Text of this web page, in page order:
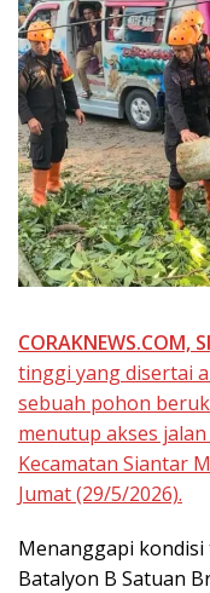
CORAKNEWS.COM,
tinggi yang disertai
sebuah pohon
menutup akses
Kecamatan Siantar
Jumat (29/5/2026).
Menanggapi
Batalyon B Satuan